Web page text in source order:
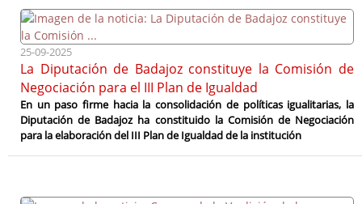
25-09-2025
La Diputación de Badajoz constituye la Comisión de
Negociación para el III Plan de Igualdad
En un paso firme hacia la consolidación de políticas igualitarias, la
Diputación de Badajoz ha constituido la Comisión de Negociación
para la elaboración del III Plan de Igualdad de la institución